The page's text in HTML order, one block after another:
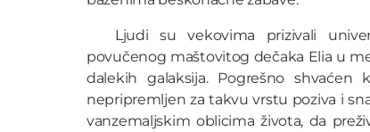
Ljudi su vekovima prizivali
povučenog maštovitog dečaka Elia u
dalekih galaksija. Pogrešno
nepripremljen za takvu vrstu poziva i
vanzemaljskim oblicima života, da